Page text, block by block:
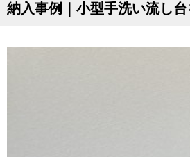
納入事例｜小型手洗い流し